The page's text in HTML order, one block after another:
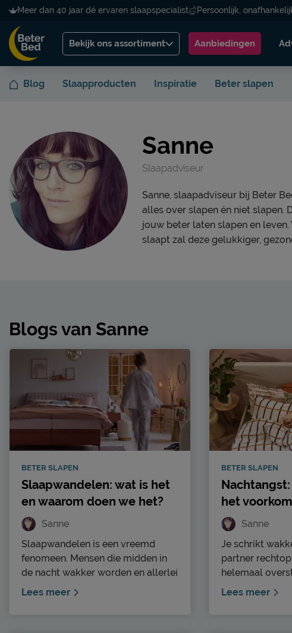
Meer dan 40 jaar dé ervaren slaapspecialist Persoonlijk,
Bekijk ons assortiment Aanbiedingen
Blog Slaapproducten Inspiratie Beter slapen
Sanne
Slaapadviseur
Sanne, slaapadviseur bij Beter
alles over slapen én niet slapen.
jouw beter laten slapen en
slaapt zal deze gelukkiger,
Blogs van Sanne
BETER SLAPEN
Slaapwandelen: wat is het
en waarom doen we het?
Sanne
Slaapwandelen is een vreemd
fenomeen. Mensen die midden in
de nacht wakker worden en allerlei
dingen gaan doen. Er zijn zelf
Lees meer
BETER SLAPEN
het
Sanne
Je schrikt
partner
helemaal
geen idee
Lees meer